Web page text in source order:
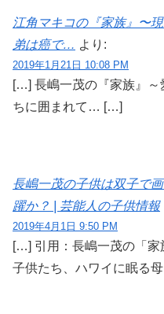
江角マキコの『家族』〜
弟は癌で… より:
2019年1月21日 10:08 PM
[…] 長嶋一茂の『家族』～
ちに囲まれて… […]
長嶋一茂の子供は双子で
躍か？ | 芸能人の子供情報
2019年4月1日 9:50 PM
[…] 引用：長嶋一茂の「家
子供たち、ハワイに眠る